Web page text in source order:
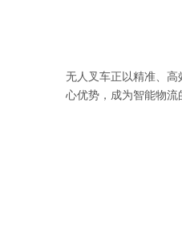
无人叉车正以精准、
心优势，成为智能物流